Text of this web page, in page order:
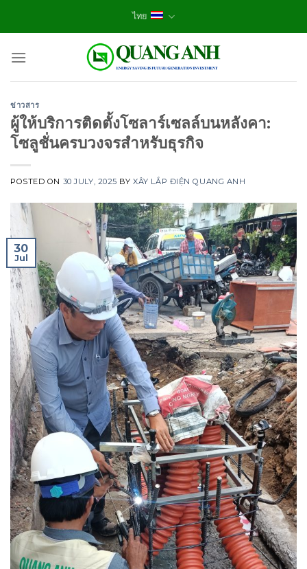
ไทย
ข่าวสาร
ผู้ให้บริการติดตั้งโซลาร์เซลล์บนหลังคา:
โซลูชั่นครบวงจรสำหรับธุรกิจ
POSTED ON 30 JULY, 2025 BYXÂY LẮP ĐIỆN QUANG ANH
30
Jul